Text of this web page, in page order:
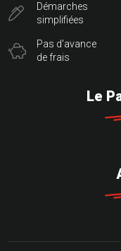
Démarches
simplifiées
Pas d'avance
de frais
Le